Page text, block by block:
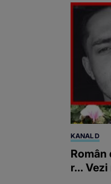
KANAL D
Român
r...